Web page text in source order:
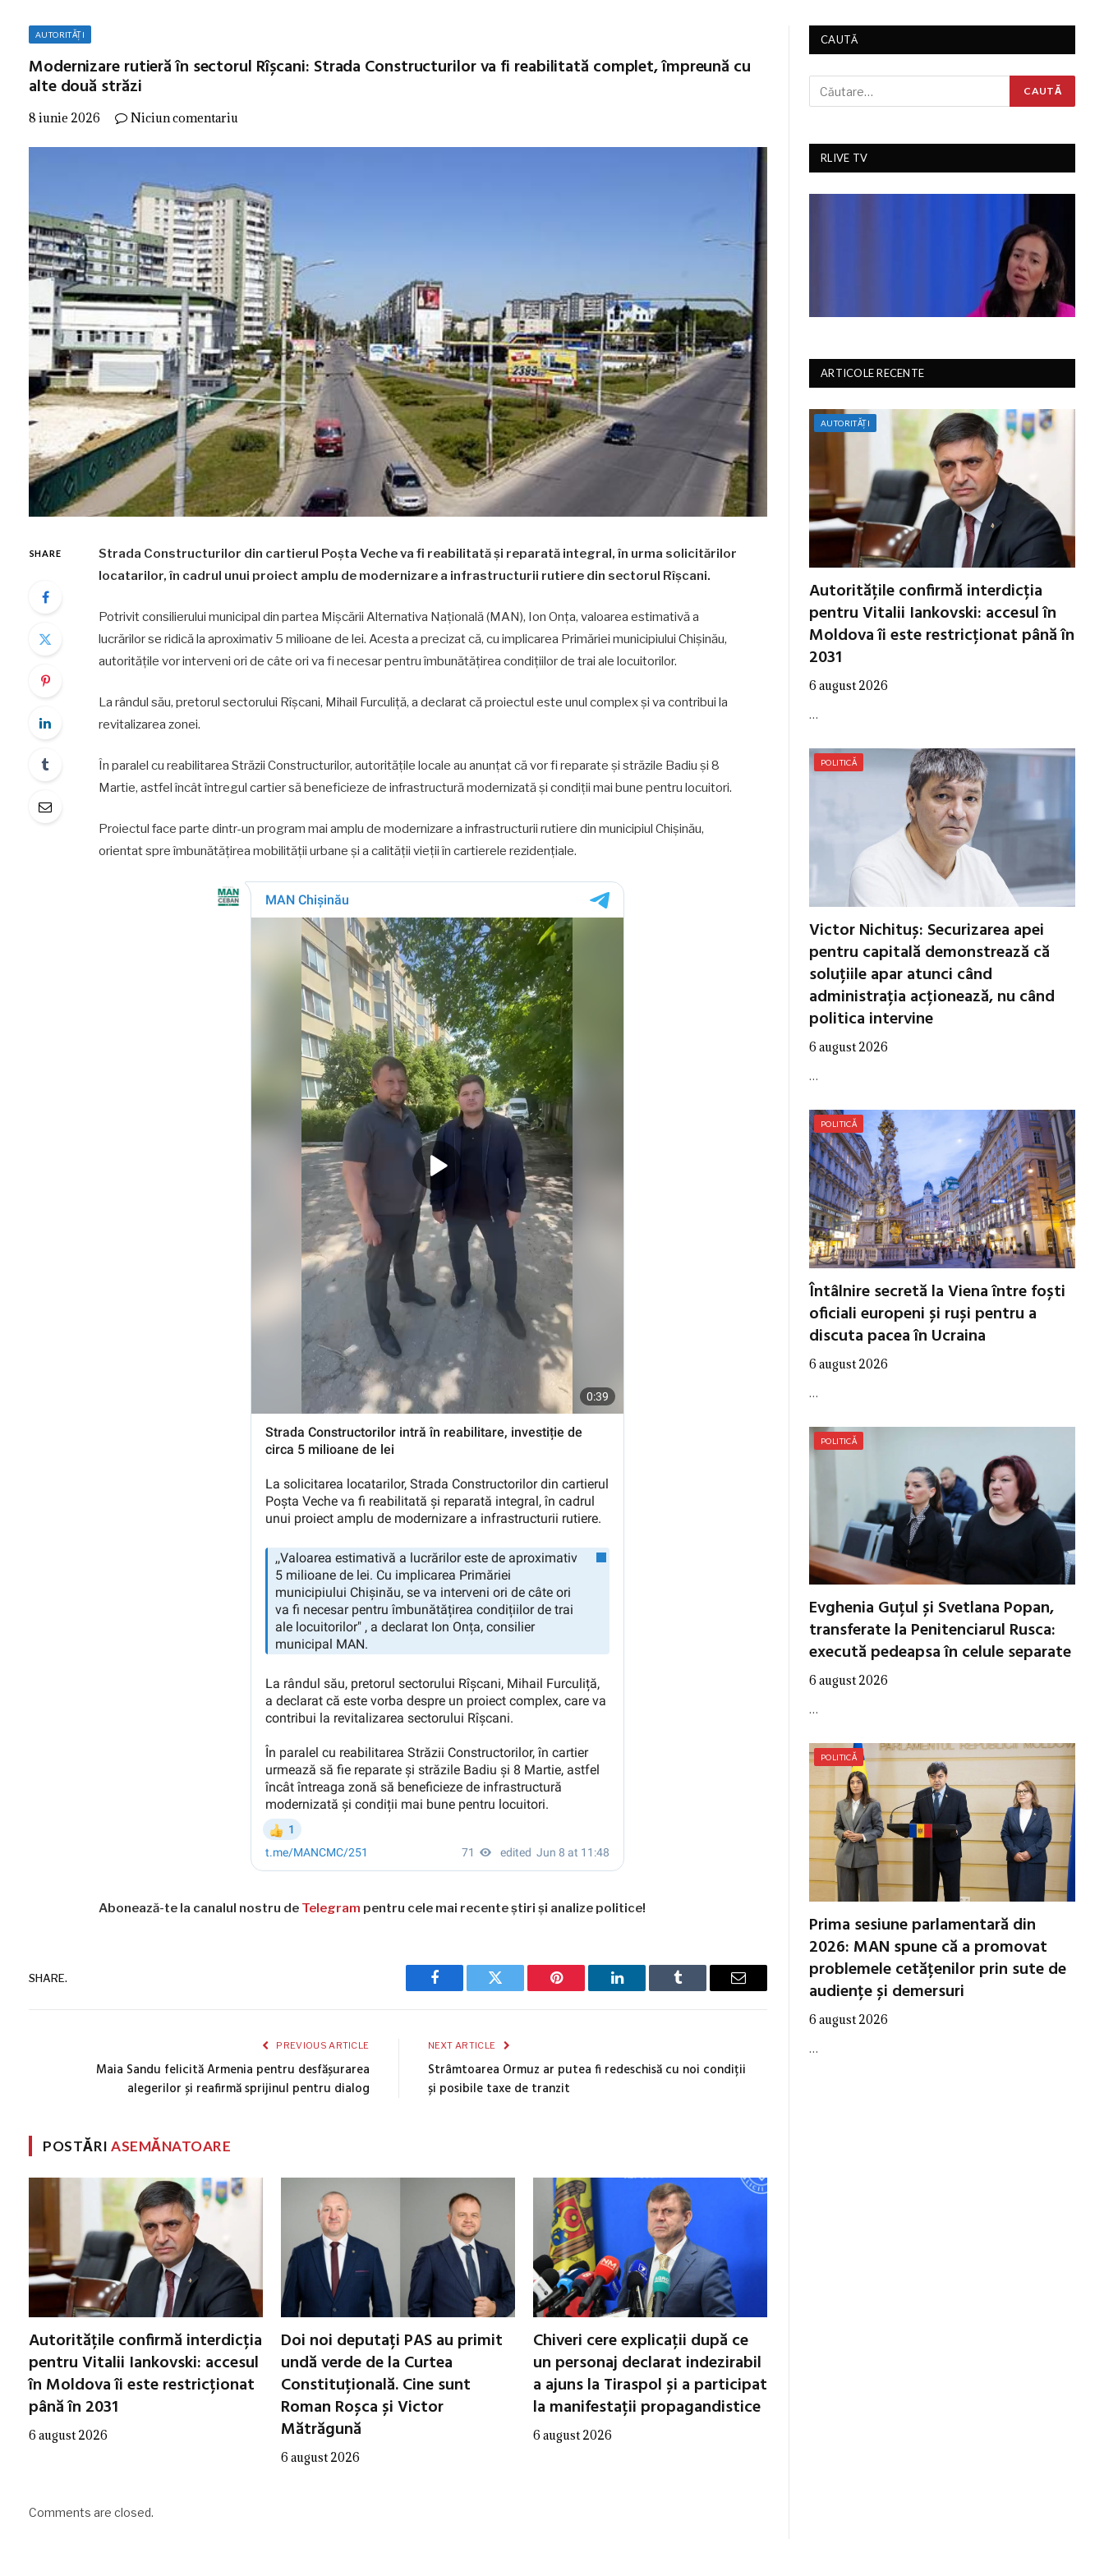
AUTORITĂȚI
Modernizare rutieră în sectorul Rîșcani: Strada Constructurilor va fi reabilitată complet, împreună cu
alte două străzi
8 iunie 2026 Niciun comentariu
SHARE
Strada Constructurilor din cartierul Poșta Veche va fi reabilitată și reparată integral, în urma solicitărilor
locatarilor, în cadrul unui proiect amplu de modernizare a infrastructurii rutiere din sectorul Rîșcani.
Potrivit consilierului municipal din partea Mișcării Alternativa Națională (MAN), Ion Onța, valoarea estimativă a
lucrărilor se ridică la aproximativ 5 milioane de lei. Acesta a precizat că, cu implicarea Primăriei municipiului Chișinău,
autoritățile vor interveni ori de câte ori va fi necesar pentru îmbunătățirea condițiilor de trai ale locuitorilor.
La rândul său, pretorul sectorului Rîșcani, Mihail Furculiță, a declarat că proiectul este unul complex și va contribui la
revitalizarea zonei.
În paralel cu reabilitarea Străzii Constructurilor, autoritățile locale au anunțat că vor fi reparate și străzile Badiu și 8
Martie, astfel încât întregul cartier să beneficieze de infrastructură modernizată și condiții mai bune pentru locuitori.
Proiectul face parte dintr-un program mai amplu de modernizare a infrastructurii rutiere din municipiul Chișinău,
orientat spre îmbunătățirea mobilității urbane și a calității vieții în cartierele rezidențiale.
Abonează-te la canalul nostru de Telegram pentru cele mai recente știri și analize politice!
SHARE.
Facebook Twitter Pinterest LinkedIn Tumblr Email
PREVIOUS ARTICLE
Maia Sandu felicită Armenia pentru desfășurarea
alegerilor și reafirmă sprijinul pentru dialog
NEXT ARTICLE
Strâmtoarea Ormuz ar putea fi redeschisă cu noi condiții
și posibile taxe de tranzit
POSTĂRIASEMĂNATOARE
Autoritățile confirmă interdicția
pentru Vitalii Iankovski: accesul
în Moldova îi este restricționat
până în 2031
6 august 2026
Doi noi deputați PAS au primit
undă verde de la Curtea
Constituțională. Cine sunt
Roman Roșca și Victor
Mătrăgună
6 august 2026
Chiveri cere explicații după ce
un personaj declarat indezirabil
a ajuns la Tiraspol și a participat
la manifestații propagandistice
6 august 2026
Comments are closed.
CAUTĂ
RLIVE TV
ARTICOLE RECENTE
AUTORITĂȚI
Autoritățile confirmă interdicția
pentru Vitalii Iankovski: accesul în
Moldova îi este restricționat până în
2031
6 august 2026
…
POLITICĂ
Victor Nichituș: Securizarea apei
pentru capitală demonstrează că
soluțiile apar atunci când
administrația acționează, nu când
politica intervine
6 august 2026
…
POLITICĂ
Întâlnire secretă la Viena între foști
oficiali europeni și ruși pentru a
discuta pacea în Ucraina
6 august 2026
…
POLITICĂ
Evghenia Guțul și Svetlana Popan,
transferate la Penitenciarul Rusca:
execută pedeapsa în celule separate
6 august 2026
…
POLITICĂ
Prima sesiune parlamentară din
2026: MAN spune că a promovat
problemele cetățenilor prin sute de
audiențe și demersuri
6 august 2026
…